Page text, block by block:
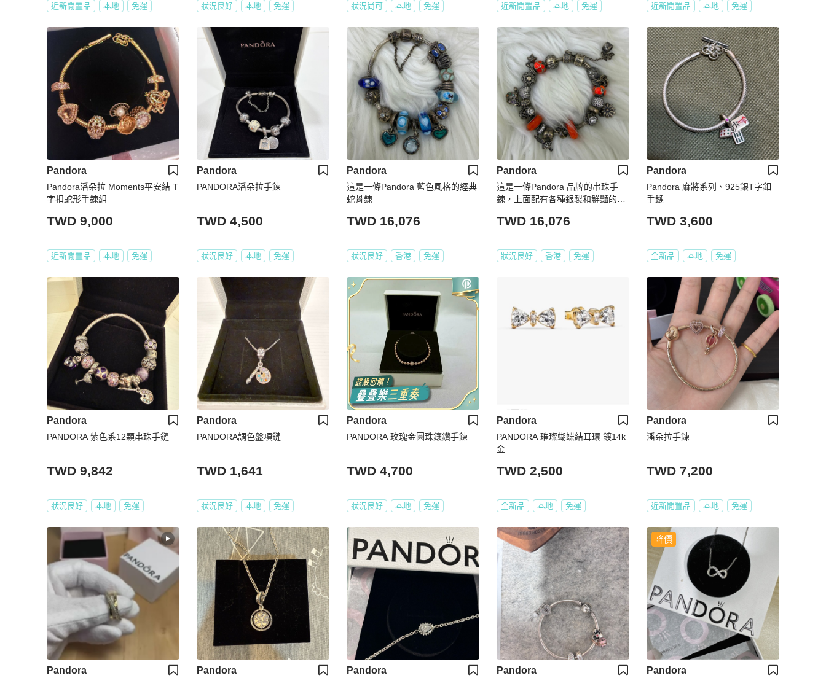
近新閒置品 本地 免運 狀況良好 本地 免運 狀況尚可 本地 免運 近新閒置品 本地 免運 近新閒置品 本地 免運
Pandora
Pandora潘朵拉 Moments平安結 T
字扣蛇形手鍊組
TWD 9,000
近新閒置品 本地 免運
Pandora
PANDORA潘朵拉手鍊
TWD 4,500
狀況良好 本地 免運
Pandora
這是一條Pandora 藍色風格的經典
蛇骨錬
TWD 16,076
狀況良好 香港 免運
Pandora
這是一條Pandora 品牌的串珠手
鍊，上面配有各種銀製和鮮豔的橘
TWD 16,076
狀況良好 香港 免運
Pandora
Pandora 麻將系列、925銀T字釦
手鏈
TWD 3,600
全新品 本地 免運
Pandora
PANDORA 紫色系12顆串珠手鏈
TWD 9,842
狀況良好 本地 免運
Pandora
PANDORA調色盤項鏈
TWD 1,641
狀況良好 本地 免運
Pandora
PANDORA 玫瑰金圓珠鑲鑽手鍊
TWD 4,700
狀況良好 本地 免運
Pandora
PANDORA 璀璨蝴蝶結耳環 鍍14k
金
TWD 2,500
全新品 本地 免運
Pandora
潘朵拉手鍊
TWD 7,200
近新閒置品 本地 免運
Pandora Pandora Pandora Pandora
降價
Pandora